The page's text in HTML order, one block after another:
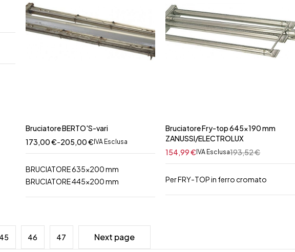
Bruciatore BERTO'S-vari
173,00€-205,00€IVA Esclusa
BRUCIATORE 635x200 mm
BRUCIATORE 445x200 mm
Bruciatore Fry-top 645x190 mm
ZANUSSI/ELECTROLUX
193,52€
154,99€IVA Esclusa
Per FRY-TOP in ferro cromato
45 46 47 Next page